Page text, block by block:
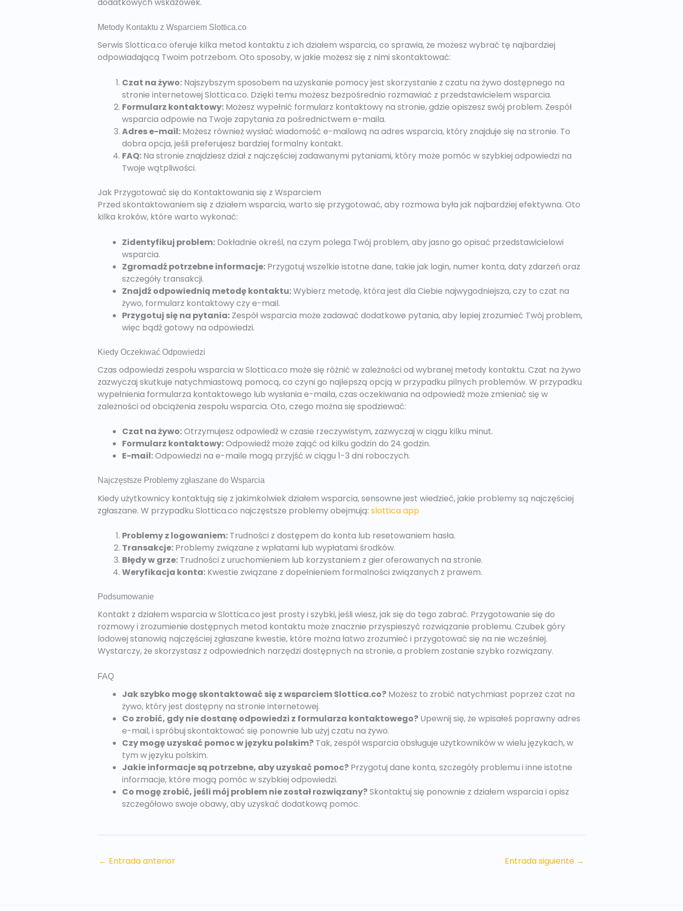
Metody Kontaktu z Wsparciem Slottica.co
Serwis Slottica.co oferuje kilka metod kontaktu z ich działem wsparcia, co sprawia, że możesz wybrać tę najbardziej
odpowiadającą Twoim potrzebom. Oto sposoby, w jakie możesz się z nimi skontaktować:
Czat na żywo: Najszybszym sposobem na uzyskanie pomocy jest skorzystanie z czatu na żywo dostępnego na
stronie internetowej Slottica.co. Dzięki temu możesz bezpośrednio rozmawiać z przedstawicielem wsparcia.
Formularz kontaktowy: Możesz wypełnić formularz kontaktowy na stronie, gdzie opiszesz swój problem. Zespół
wsparcia odpowie na Twoje zapytania za pośrednictwem e-maila.
Adres e-mail: Możesz również wysłać wiadomość e-mailową na adres wsparcia, który znajduje się na stronie. To
dobra opcja, jeśli preferujesz bardziej formalny kontakt.
FAQ: Na stronie znajdziesz dział z najczęściej zadawanymi pytaniami, który może pomóc w szybkiej odpowiedzi na
Twoje wątpliwości.
Jak Przygotować się do Kontaktowania się z Wsparciem
Przed skontaktowaniem się z działem wsparcia, warto się przygotować, aby rozmowa była jak najbardziej efektywna. Oto
kilka kroków, które warto wykonać:
Zidentyfikuj problem: Dokładnie określ, na czym polega Twój problem, aby jasno go opisać przedstawicielowi
wsparcia.
Zgromadź potrzebne informacje: Przygotuj wszelkie istotne dane, takie jak login, numer konta, daty zdarzeń oraz
szczegóły transakcji.
Znajdź odpowiednią metodę kontaktu:Wybierz metodę, która jest dla Ciebie najwygodniejsza, czy to czat na
żywo, formularz kontaktowy czy e-mail.
Przygotuj się na pytania: Zespół wsparcia może zadawać dodatkowe pytania, aby lepiej zrozumieć Twój problem,
więc bądź gotowy na odpowiedzi.
Kiedy Oczekiwać Odpowiedzi
Czas odpowiedzi zespołu wsparcia w Slottica.co może się różnić w zależności od wybranej metody kontaktu. Czat na żywo
zazwyczaj skutkuje natychmiastową pomocą, co czyni go najlepszą opcją w przypadku pilnych problemów. W przypadku
wypełnienia formularza kontaktowego lub wysłania e-maila, czas oczekiwania na odpowiedź może zmieniać się w
zależności od obciążenia zespołu wsparcia. Oto, czego można się spodziewać:
Czat na żywo:Otrzymujesz odpowiedź w czasie rzeczywistym, zazwyczaj w ciągu kilku minut.
Formularz kontaktowy:Odpowiedź może zająć od kilku godzin do 24 godzin.
E-mail:Odpowiedzi na e-maile mogą przyjść w ciągu 1-3 dni roboczych.
Najczęstsze Problemy zgłaszane do Wsparcia
Kiedy użytkownicy kontaktują się z jakimkolwiek działem wsparcia, sensowne jest wiedzieć, jakie problemy są najczęściej
zgłaszane. W przypadku Slottica.co najczęstsze problemy obejmują: slottica app
Problemy z logowaniem: Trudności z dostępem do konta lub resetowaniem hasła.
Transakcje: Problemy związane z wpłatami lub wypłatami środków.
Błędy w grze: Trudności z uruchomieniem lub korzystaniem z gier oferowanych na stronie.
Weryfikacja konta: Kwestie związane z dopełnieniem formalności związanych z prawem.
Podsumowanie
Kontakt z działem wsparcia w Slottica.co jest prosty i szybki, jeśli wiesz, jak się do tego zabrać. Przygotowanie się do
rozmowy i zrozumienie dostępnych metod kontaktu może znacznie przyspieszyć rozwiązanie problemu. Czubek góry
lodowej stanowią najczęściej zgłaszane kwestie, które można łatwo zrozumieć i przygotować się na nie wcześniej.
Wystarczy, że skorzystasz z odpowiednich narzędzi dostępnych na stronie, a problem zostanie szybko rozwiązany.
FAQ
Jak szybko mogę skontaktować się z wsparciem Slottica.co? Możesz to zrobić natychmiast poprzez czat na
żywo, który jest dostępny na stronie internetowej.
Co zrobić, gdy nie dostanę odpowiedzi z formularza kontaktowego? Upewnij się, że wpisałeś poprawny adres
e-mail, i spróbuj skontaktować się ponownie lub użyj czatu na żywo.
Czy mogę uzyskać pomoc w języku polskim? Tak, zespół wsparcia obsługuje użytkowników w wielu językach, w
tym w języku polskim.
Jakie informacje są potrzebne, aby uzyskać pomoc? Przygotuj dane konta, szczegóły problemu i inne istotne
informacje, które mogą pomóc w szybkiej odpowiedzi.
Co mogę zrobić, jeśli mój problem nie został rozwiązany?Skontaktuj się ponownie z działem wsparcia i opisz
szczegółowo swoje obawy, aby uzyskać dodatkową pomoc.
← Entrada anterior Entrada siguiente →